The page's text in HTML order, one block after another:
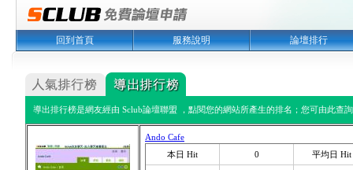
回到首頁 服務說明 論壇排行
導出排行榜是網友經由 Sclub論壇聯盟 ，點閱您的網站所產生的排名；您可由此查
Ando Cafe
本日 Hit
0 平均日 Hit